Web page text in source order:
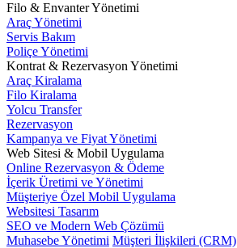
Filo & Envanter Yönetimi
Araç Yönetimi
Servis Bakım
Poliçe Yönetimi
Kontrat & Rezervasyon Yönetimi
Araç Kiralama
Filo Kiralama
Yolcu Transfer
Rezervasyon
Kampanya ve Fiyat Yönetimi
Web Sitesi & Mobil Uygulama
Online Rezervasyon & Ödeme
İçerik Üretimi ve Yönetimi
Müşteriye Özel Mobil Uygulama
Websitesi Tasarım
SEO ve Modern Web Çözümü
Muhasebe Yönetimi Müşteri İlişkileri (CRM)